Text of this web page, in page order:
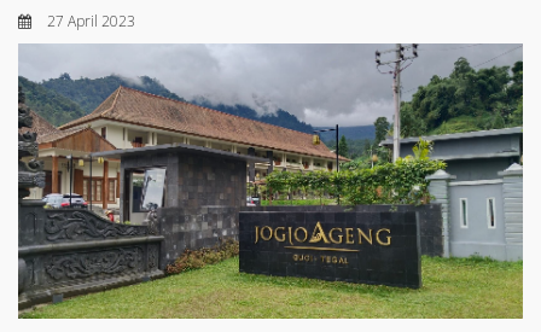
27 April 2023